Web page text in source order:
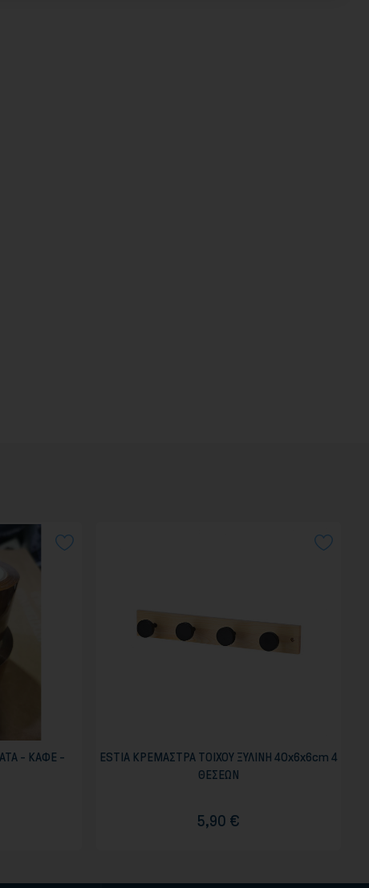
- ΚΑΦΕ -
ESTIA ΚΡΕΜΑΣΤΡΑ ΤΟΙΧΟΥ ΞΥΛΙΝΗ 40x6x6cm 4
ΘΕΣΕΩΝ
5,90 €